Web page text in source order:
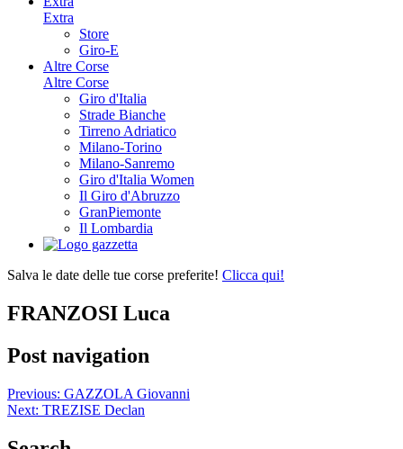
Extra
Store
Giro-E
Altre Corse
Altre Corse
Giro d'Italia
Strade Bianche
Tirreno Adriatico
Milano-Torino
Milano-Sanremo
Giro d'Italia Women
Il Giro d'Abruzzo
GranPiemonte
Il Lombardia
Salva le date delle tue corse preferite! Clicca qui!
FRANZOSI Luca
Post navigation
Previous: GAZZOLA Giovanni
Next: TREZISE Declan